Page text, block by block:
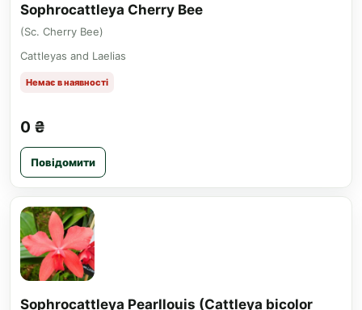
Sophrocattleya Cherry Bee
(Sc. Cherry Bee)
Cattleyas and Laelias
Немає в наявності
0 ₴
Повідомити
Sophrocattleya Pearllouis (Cattleya bicolor